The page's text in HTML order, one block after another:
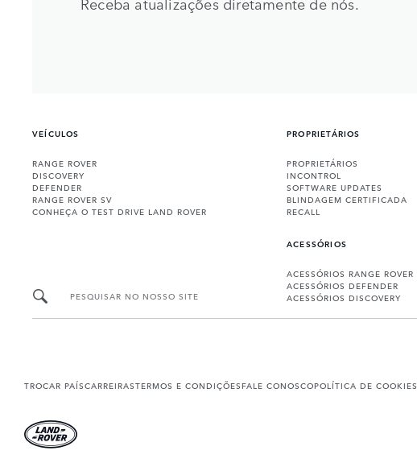
VEÍCULOS
RANGE ROVER
DISCOVERY
DEFENDER
RANGE ROVER SV
CONHEÇA O TEST DRIVE LAND ROVER
PROPRIETÁRIOS
PROPRIETÁRIOS
INCONTROL
SOFTWARE UPDATES
BLINDAGEM CERTIFICADA
RECALL
ACESSÓRIOS
ACESSÓRIOS RANGE ROVER
ACESSÓRIOS DEFENDER
ACESSÓRIOS DISCOVERY
PESQUISAR NO NOSSO SITE
TROCAR PAÍSCARREIRASTERMOS E CONDIÇÕESFALE CONOSCOPOLÍTICA DE COOKIES